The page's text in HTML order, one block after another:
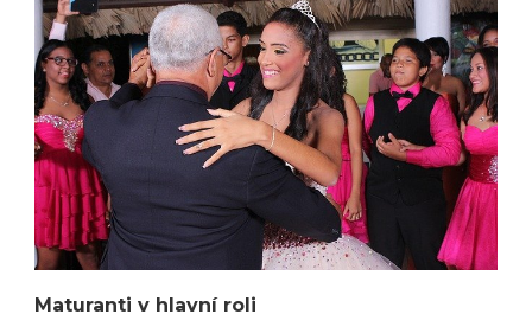
Maturanti v hlavní roli